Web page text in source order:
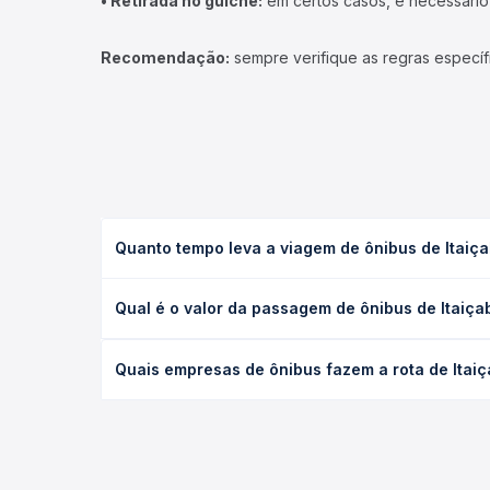
Recomendação: sempre verifique as regras
Quanto tempo leva a viagem de ônibus de
leito) e as condições de tráfego. Na Quero
Qual é o valor da passagem de ônibus de
e a antecedência da compra. Na Quero
Quais empresas de ônibus fazem a rota de